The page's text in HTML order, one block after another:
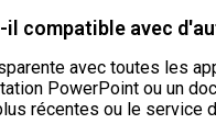
compatible avec
avec toutes les
PowerPoint ou un
récentes ou le service